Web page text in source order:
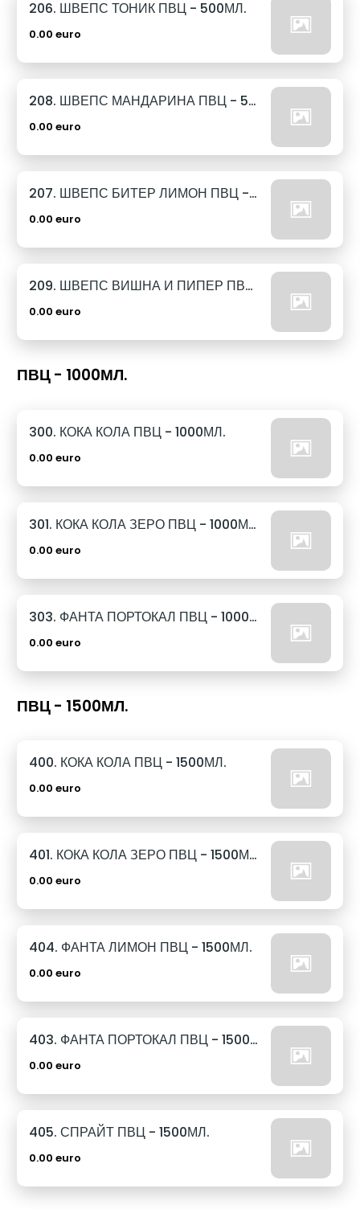
206. ШВЕПС ТОНИК ПВЦ - 500МЛ.
0.00 euro
208. ШВЕПС МАНДАРИНА ПВЦ - 500МЛ.
0.00 euro
207. ШВЕПС БИТЕР ЛИМОН ПВЦ - 500МЛ.
0.00 euro
209. ШВЕПС ВИШНА И ПИПЕР ПВЦ - 500МЛ.
0.00 euro
ПВЦ - 1000МЛ.
300. КОКА КОЛА ПВЦ - 1000МЛ.
0.00 euro
301. КОКА КОЛА ЗЕРО ПВЦ - 1000МЛ.
0.00 euro
303. ФАНТА ПОРТОКАЛ ПВЦ - 1000МЛ.
0.00 euro
ПВЦ - 1500МЛ.
400. КОКА КОЛА ПВЦ - 1500МЛ.
0.00 euro
401. КОКА КОЛА ЗЕРО ПВЦ - 1500МЛ.
0.00 euro
404. ФАНТА ЛИМОН ПВЦ - 1500МЛ.
0.00 euro
403. ФАНТА ПОРТОКАЛ ПВЦ - 1500МЛ.
0.00 euro
405. СПРАЙТ ПВЦ - 1500МЛ.
0.00 euro